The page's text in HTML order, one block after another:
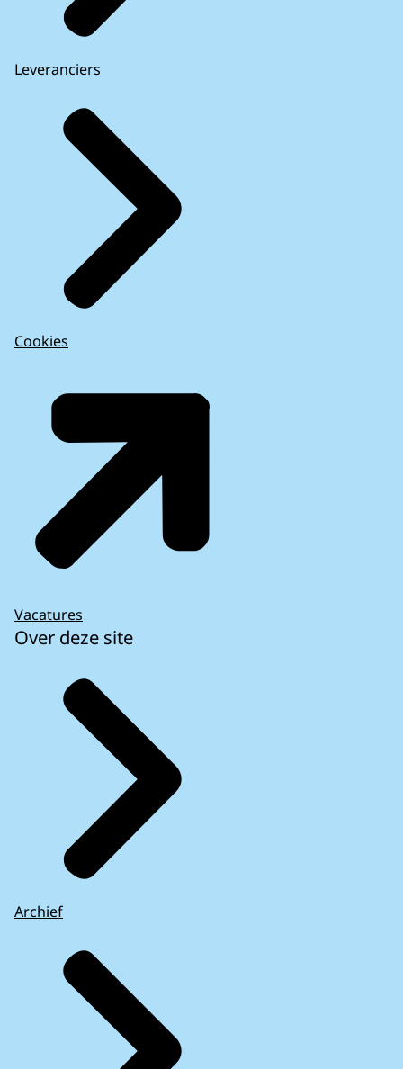
Leveranciers
Cookies
Vacatures
Over deze site
Archief